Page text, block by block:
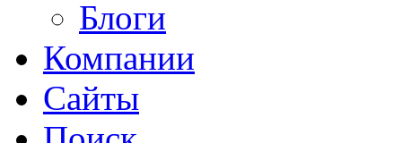
Блоги
Компании
Сайты